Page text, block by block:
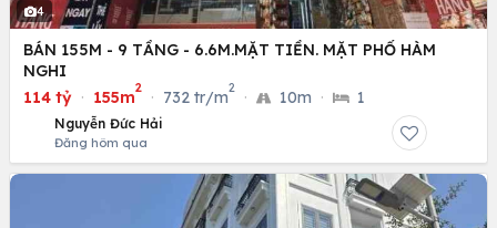
4
BÁN 155M - 9 TẦNG - 6.6M.MẶT TIỀN. MẶT PHỐ HÀM
NGHI
114 tỷ · 155m
2
· 732 tr/m
2
· 10m · 1
Nguyễn Đức Hải
Đăng hôm qua